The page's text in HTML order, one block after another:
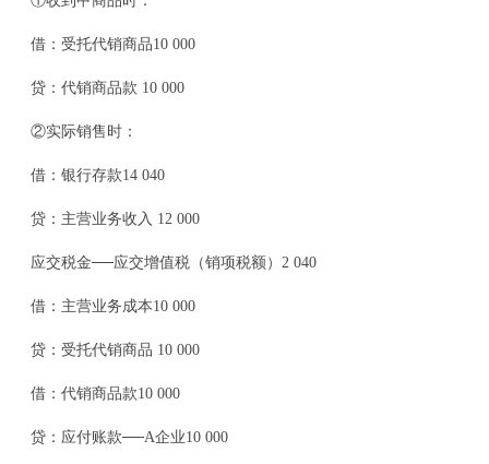
借：受托代销商品10 000
贷：代销商品款 10 000
②实际销售时：
借：银行存款14 040
贷：主营业务收入 12 000
应交税金──应交增值税（销项税额）2 040
借：主营业务成本10 000
贷：受托代销商品 10 000
借：代销商品款10 000
贷：应付账款──A企业10 000